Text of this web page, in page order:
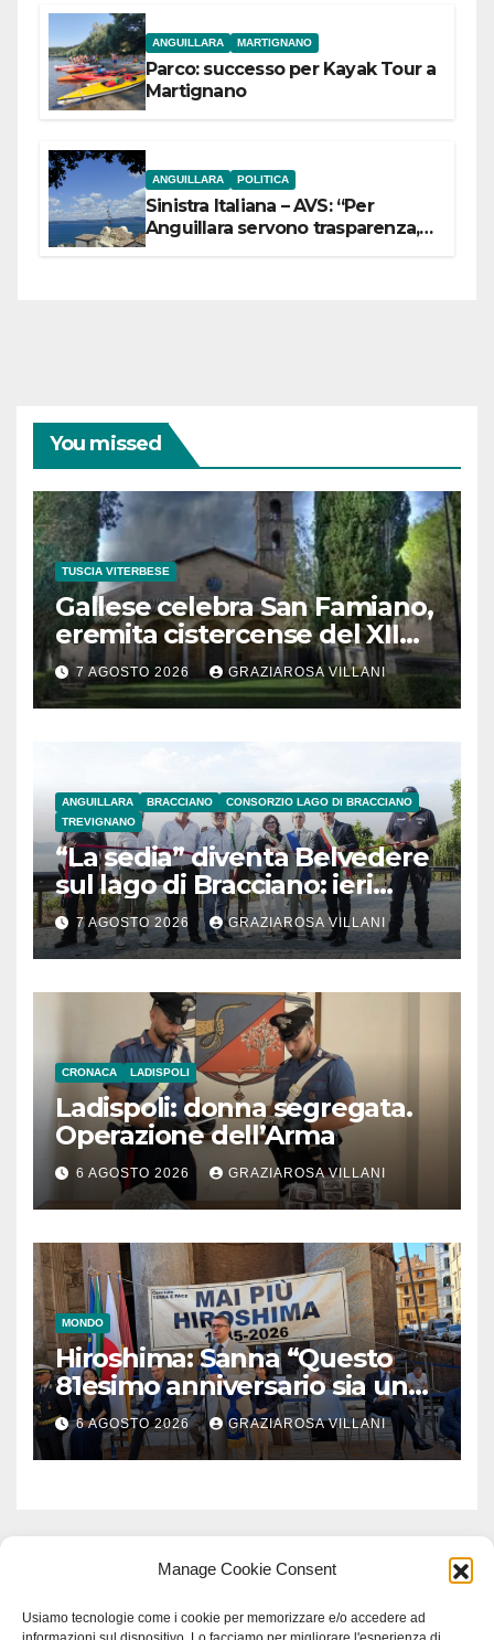
Manage Cookie Consent
Usiamo tecnologie come i cookie per memorizzare e/o accedere ad
ANGUILLARA MARTIGNANO
Parco: successo per Kayak Tour a
Martignano
ANGUILLARA POLITICA
Sinistra Italiana – AVS: “Per
Anguillara servono trasparenza,
You missed
TUSCIA VITERBESE
Gallese celebra San Famiano,
eremita cistercense del XII
secolo
7 AGOSTO 2026 GRAZIAROSA VILLANI
ANGUILLARA BRACCIANO
CONSORZIO LAGO DI BRACCIANO
TREVIGNANO
“La sedia” diventa Belvedere
sul lago di Bracciano: ieri
l’inaugurazione
7 AGOSTO 2026 GRAZIAROSA VILLANI
CRONACA LADISPOLI
Ladispoli: donna segregata.
Operazione dell’Arma
6 AGOSTO 2026 GRAZIAROSA VILLANI
MONDO
Hiroshima: Sanna “Questo
81esimo anniversario sia un
monito per tutti”
6 AGOSTO 2026 GRAZIAROSA VILLANI